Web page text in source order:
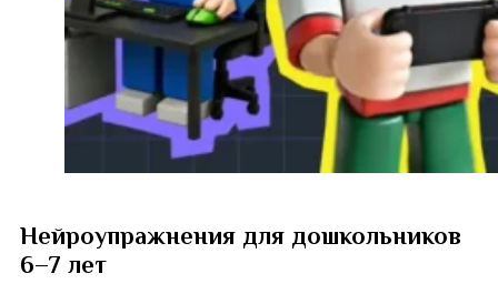
Нейроупражнения для дошкольников
6–7 лет